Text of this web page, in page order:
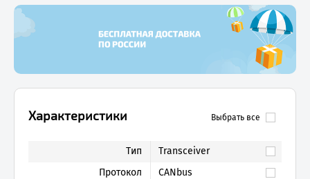
Выбрать все
Характеристики
Тип
Transceiver
Протокол
CANbus